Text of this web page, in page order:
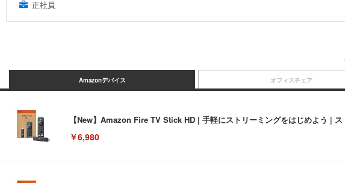
正社員
Amazonデバイス
【New】Amazon Fire TV Stick HD | 手軽にストリーミングをはじめよう |
￥6,980
オフィスチェア